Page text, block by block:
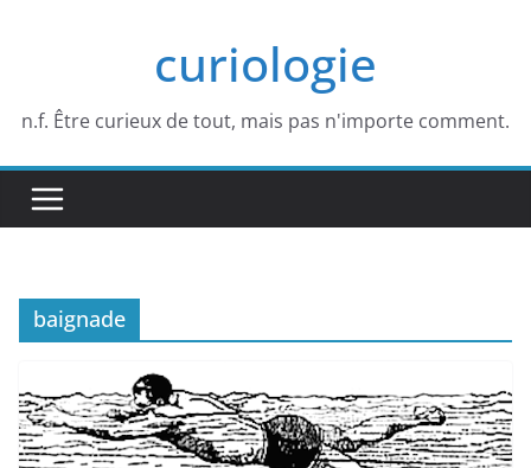
curiologie
n.f. Être curieux de tout, mais pas n'importe comment.
baignade